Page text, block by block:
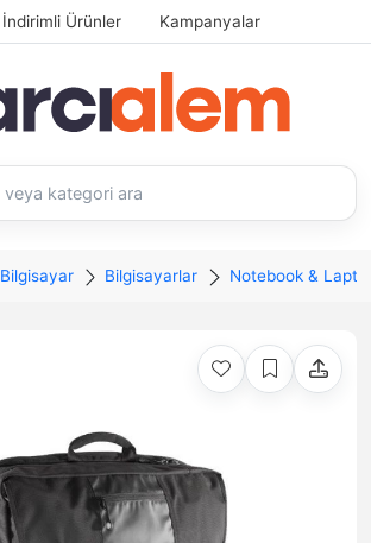
İndirimli Ürünler Kampanyalar
Bilgisayar Bilgisayarlar Notebook &